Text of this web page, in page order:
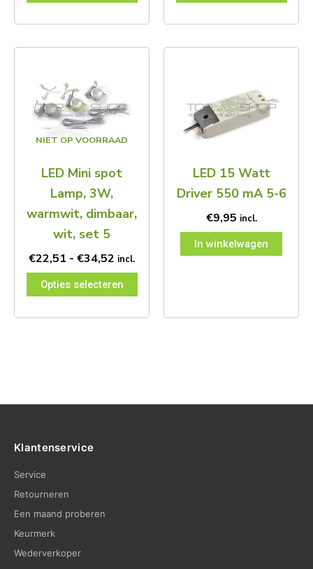
NIET OP VOORRAAD
LED Mini spot
Lamp, 3W,
warmwit, dimbaar,
wit, set 5
€22,51 - €34,52
Prijsklasse:
incl.
Opties selecteren
heeft
meerdere
variaties.
Deze
optie
gekozen
worden
op
de
productpagina
LED 15 Watt
Driver 550 mA 5-6
€9,95 incl.
In winkelwagen
Klantenservice
Service
Retourneren
Een maand proberen
Keurmerk
Wederverkoper